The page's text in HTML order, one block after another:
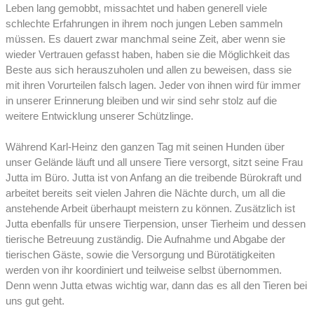
Leben lang gemobbt, missachtet und haben generell viele
schlechte Erfahrungen in ihrem noch jungen Leben sammeln
müssen. Es dauert zwar manchmal seine Zeit, aber wenn sie
wieder Vertrauen gefasst haben, haben sie die Möglichkeit das
Beste aus sich herauszuholen und allen zu beweisen, dass sie
mit ihren Vorurteilen falsch lagen. Jeder von ihnen wird für immer
in unserer Erinnerung bleiben und wir sind sehr stolz auf die
weitere Entwicklung unserer Schützlinge.
Während Karl-Heinz den ganzen Tag mit seinen Hunden über
unser Gelände läuft und all unsere Tiere versorgt, sitzt seine Frau
Jutta im Büro. Jutta ist von Anfang an die treibende Bürokraft und
arbeitet bereits seit vielen Jahren die Nächte durch, um all die
anstehende Arbeit überhaupt meistern zu können. Zusätzlich ist
Jutta ebenfalls für unsere Tierpension, unser Tierheim und dessen
tierische Betreuung zuständig. Die Aufnahme und Abgabe der
tierischen Gäste, sowie die Versorgung und Bürotätigkeiten
werden von ihr koordiniert und teilweise selbst übernommen.
Denn wenn Jutta etwas wichtig war, dann das es all den Tieren bei
uns gut geht.